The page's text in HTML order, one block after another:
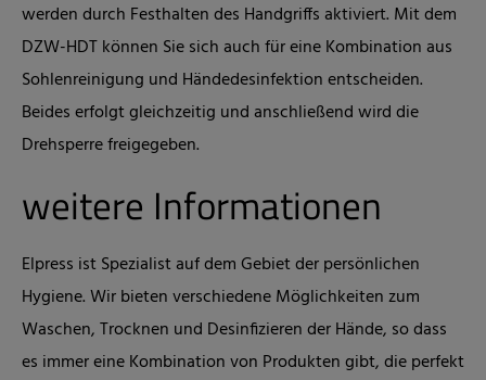
werden durch Festhalten des Handgriffs aktiviert. Mit dem
DZW-HDT können Sie sich auch für eine Kombination aus
Sohlenreinigung und Händedesinfektion entscheiden.
Beides erfolgt gleichzeitig und anschließend wird die
Drehsperre freigegeben.
weitere Informationen
Elpress ist Spezialist auf dem Gebiet der persönlichen
Hygiene. Wir bieten verschiedene Möglichkeiten zum
Waschen, Trocknen und Desinfizieren der Hände, so dass
es immer eine Kombination von Produkten gibt, die perfekt